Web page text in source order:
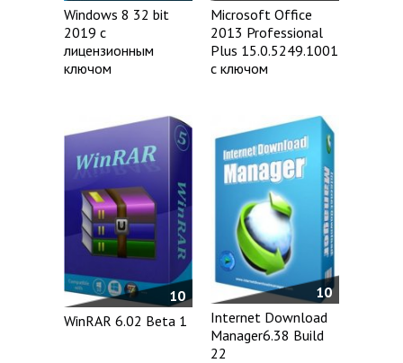
Windows 8 32 bit
2019 с
лицензионным
ключом
Microsoft Office
2013 Professional
Plus 15.0.5249.1001
с ключом
10
WinRAR 6.02 Beta 1
10
Internet Download
Manager6.38 Build
22